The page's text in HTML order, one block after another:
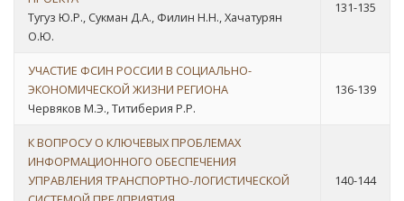
Тугуз Ю.Р., Сукман Д.А., Филин Н.Н., Хачатурян
О.Ю.
131-135
УЧАСТИЕ ФСИН РОССИИ В СОЦИАЛЬНО-
ЭКОНОМИЧЕСКОЙ ЖИЗНИ РЕГИОНА
Червяков М.Э., Титиберия Р.Р.
136-139
К ВОПРОСУ О КЛЮЧЕВЫХ ПРОБЛЕМАХ
ИНФОРМАЦИОННОГО ОБЕСПЕЧЕНИЯ
УПРАВЛЕНИЯ ТРАНСПОРТНО-ЛОГИСТИЧЕСКОЙ
140-144